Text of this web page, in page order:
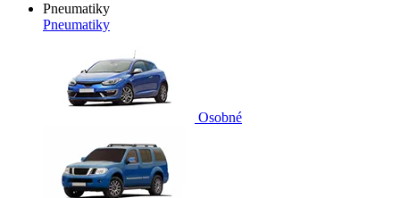
Pneumatiky
Pneumatiky
Osobné